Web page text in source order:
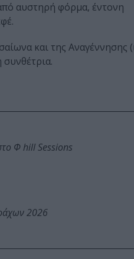
αυστηρή φόρμα, έντονη
και της Αναγέννησης
Φ hill Sessions
2026